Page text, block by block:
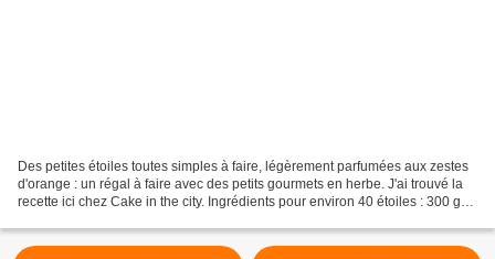
Des petites étoiles toutes simples à faire, légèrement parfumées aux zestes
d'orange : un régal à faire avec des petits gourmets en herbe. J'ai trouvé la
recette ici chez Cake in the city. Ingrédients pour environ 40 étoiles : 300 gr